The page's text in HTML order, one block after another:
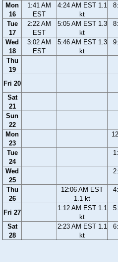
Mon
16
1:41 AM
EST
4:24 AM EST 1.1
kt
Tue
17
2:22 AM
EST
5:05 AM EST 1.3
kt
Wed
18
3:02 AM
EST
5:46 AM EST 1.3
kt
Thu
19
Fri 20
Sat
21
Sun
22
Mon
23
Tue
24
Wed
25
Thu
26
12:06 AM EST
1.1 kt
Fri 27
1:12 AM EST 1.1
kt
Sat
28
2:23 AM EST 1.1
kt